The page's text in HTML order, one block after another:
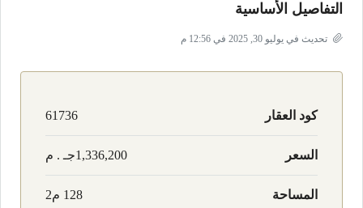
التفاصيل الأساسية
تحديث في يوليو 30, 2025 في 12:56 م
كود العقار 61736
السعر 1,336,200جـ . م
المساحة 128 م2